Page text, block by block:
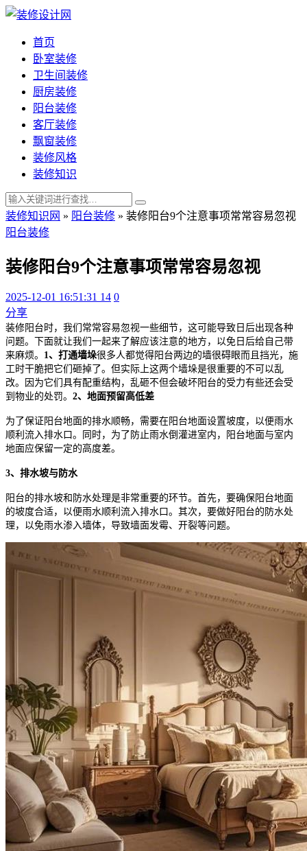
首页
卧室装修
卫生间装修
厨房装修
阳台装修
客厅装修
飘窗装修
装修风格
装修知识
装修知识网 » 阳台装修 » 装修阳台9个注意事项常常容易忽视
阳台装修
装修阳台9个注意事项常常容易忽视
2025-12-01 16:51:31 14 0
分享
装修阳台时，我们常常容易忽视一些细节，这可能导致日后出现各种
问题。下面就让我们一起来了解应该注意的地方，以免日后给自己带
来麻烦。 1、打通墙垛很多人都觉得阳台两边的墙很碍眼而且挡光，施
工时干脆把它们砸掉了。但实际上这两个墙垛是很重要的不可以乱
改。因为它们具有配重结构，乱砸不但会破坏阳台的受力有些还会受
到物业的处罚。 2、地面预留高低差
为了保证阳台地面的排水顺畅，需要在阳台地面设置坡度，以便雨水
顺利流入排水口。同时，为了防止雨水倒灌进室内，阳台地面与室内
地面应保留一定的高度差。
3、排水坡与防水
阳台的排水坡和防水处理是非常重要的环节。首先，要确保阳台地面
的坡度合适，以便雨水顺利流入排水口。其次，要做好阳台的防水处
理，以免雨水渗入墙体，导致墙面发霉、开裂等问题。